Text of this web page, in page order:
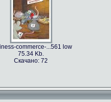
commerce-...561 low
75.34 Kb.
Скачано: 72